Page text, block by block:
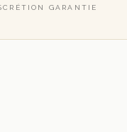
GARANTIE